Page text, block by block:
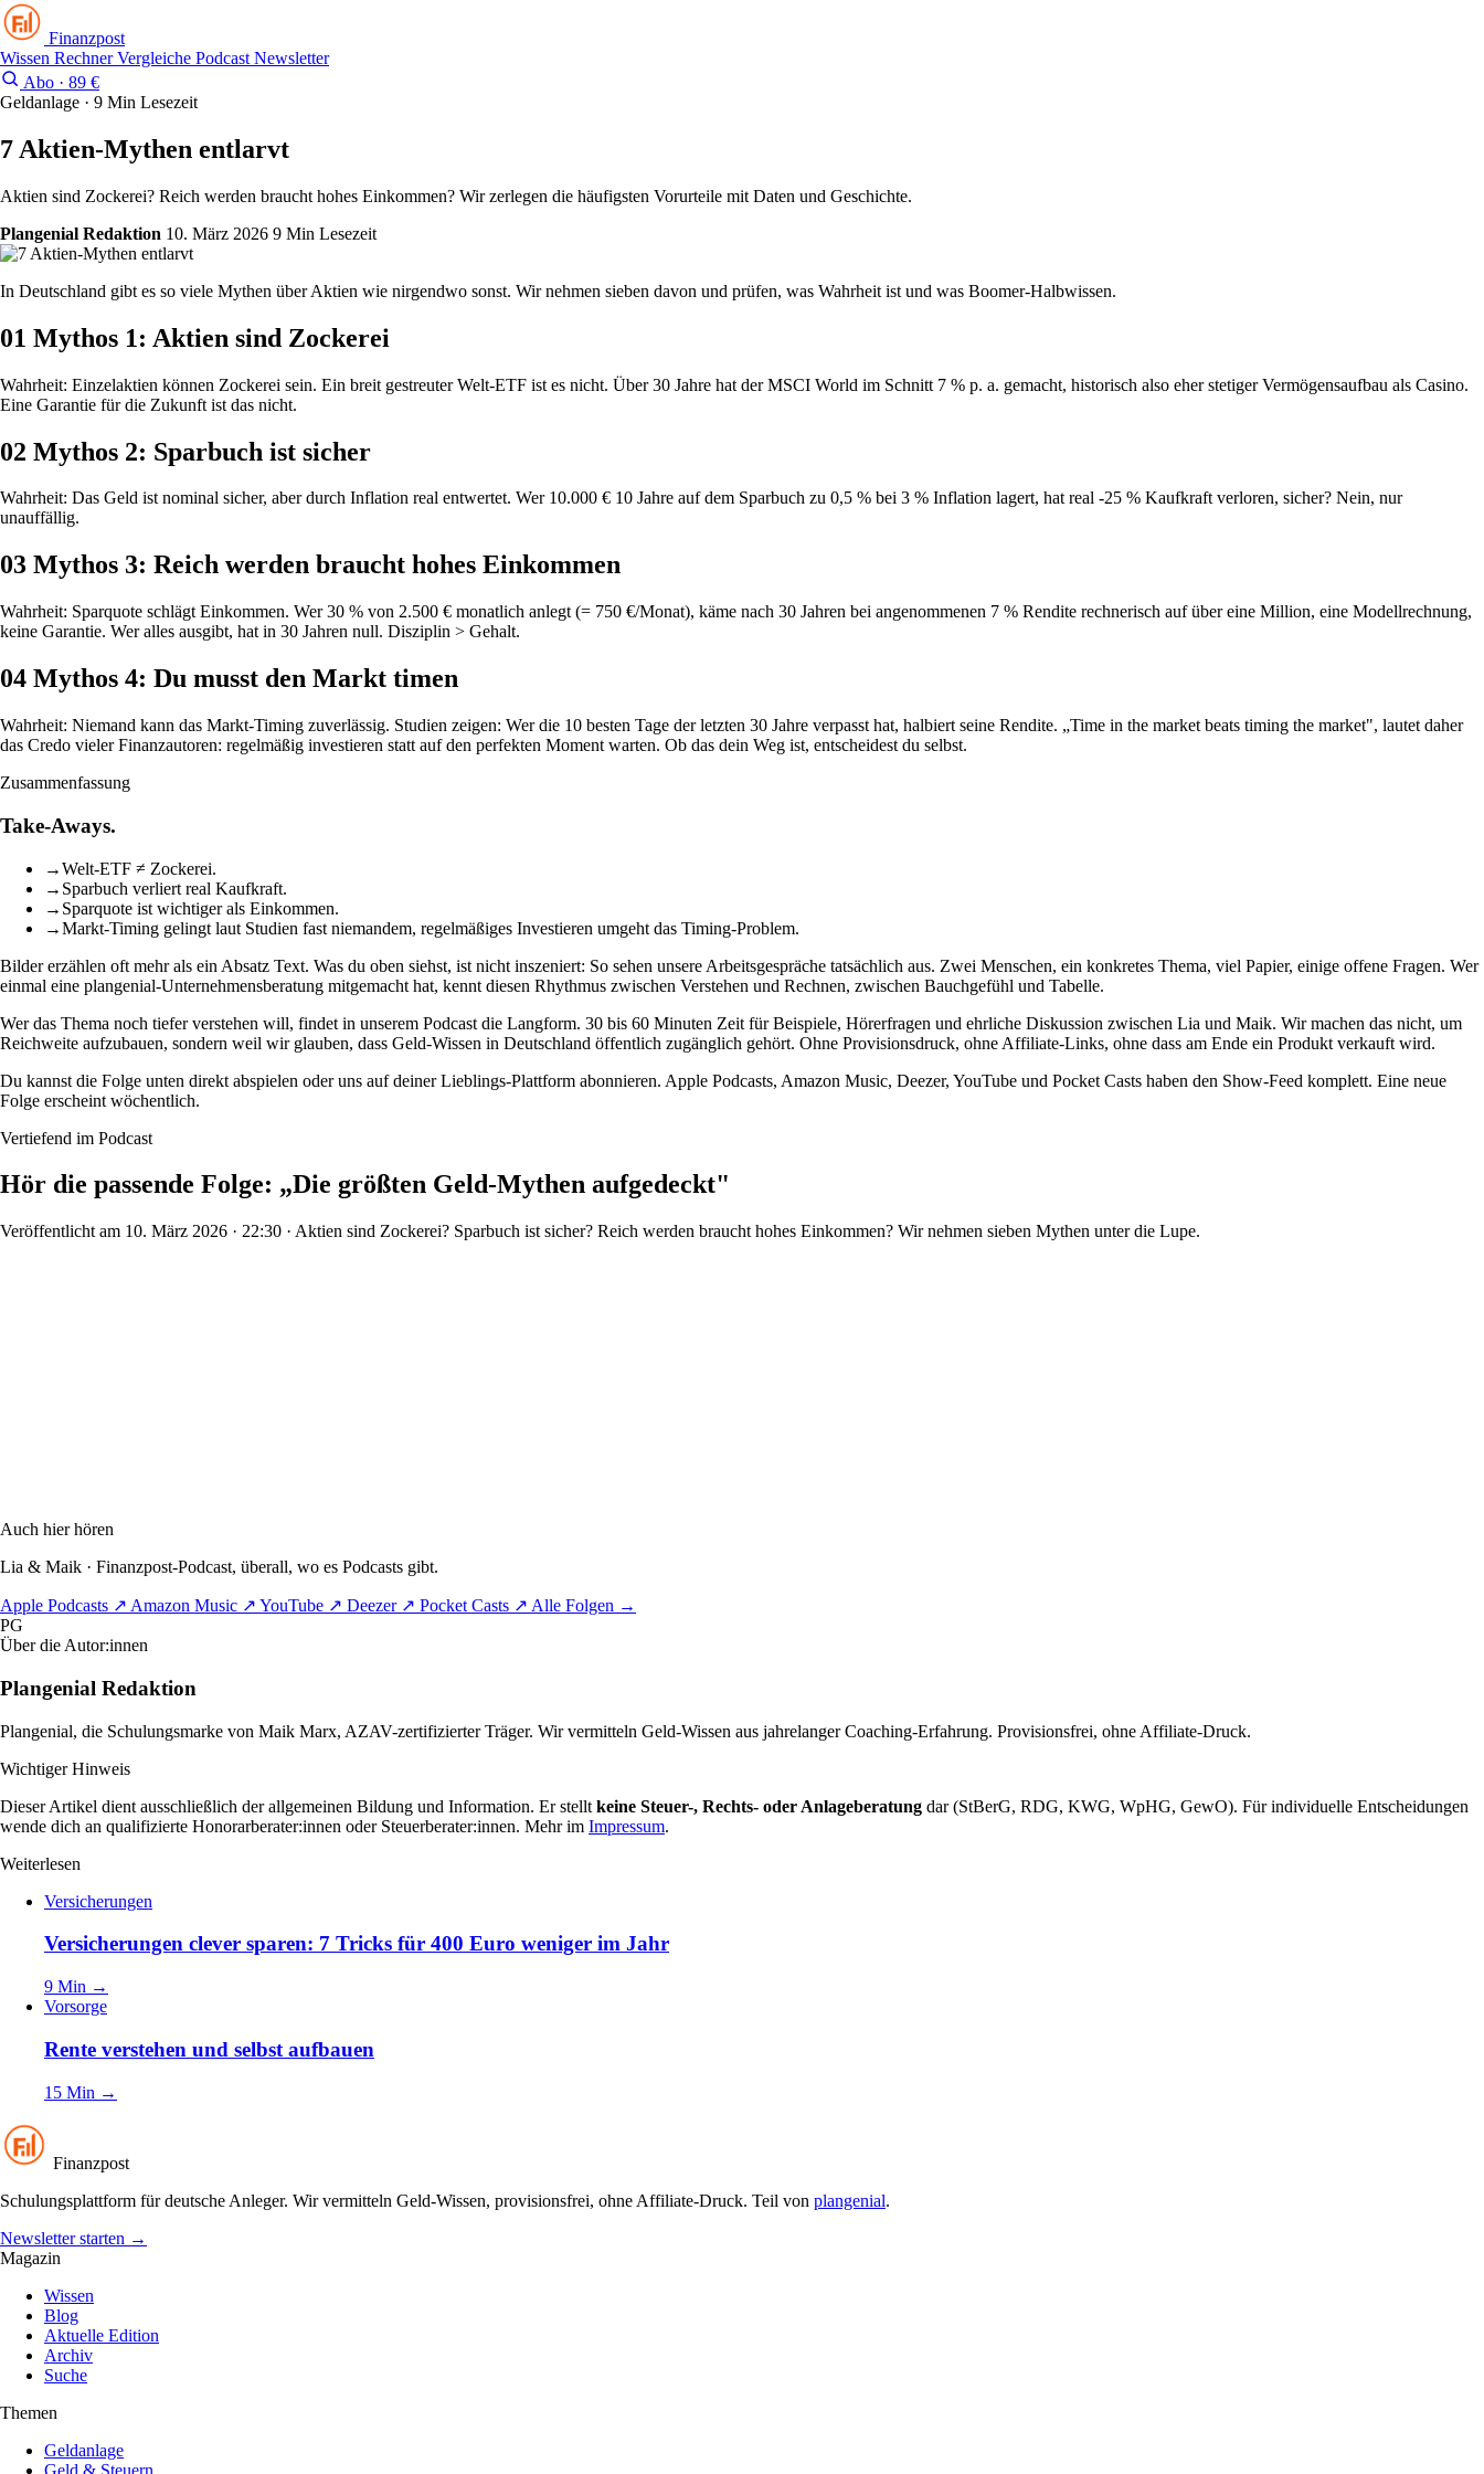
Finanzpost
Wissen RechnerVergleiche Podcast Newsletter
Abo · 89 €
Geldanlage · 9 Min Lesezeit
7 Aktien-Mythen entlarvt
Aktien sind Zockerei? Reich werden braucht hohes Einkommen? Wir zerlegen die häufigsten Vorurteile mit Daten und Geschichte.
Plangenial Redaktion 10. März 2026 9 Min Lesezeit
In Deutschland gibt es so viele Mythen über Aktien wie nirgendwo sonst. Wir nehmen sieben davon und prüfen, was Wahrheit ist und was Boomer-Halbwissen.
01 Mythos 1: Aktien sind Zockerei
Wahrheit: Einzelaktien können Zockerei sein. Ein breit gestreuter Welt-ETF ist es nicht. Über 30 Jahre hat der MSCI World im Schnitt 7 % p. a. gemacht, historisch also eher stetiger Vermögensaufbau als Casino.
Eine Garantie für die Zukunft ist das nicht.
02 Mythos 2: Sparbuch ist sicher
Wahrheit: Das Geld ist nominal sicher, aber durch Inflation real entwertet. Wer 10.000 € 10 Jahre auf dem Sparbuch zu 0,5 % bei 3 % Inflation lagert, hat real -25 % Kaufkraft verloren, sicher? Nein, nur
unauffällig.
03 Mythos 3: Reich werden braucht hohes Einkommen
Wahrheit: Sparquote schlägt Einkommen. Wer 30 % von 2.500 € monatlich anlegt (= 750 €/Monat), käme nach 30 Jahren bei angenommenen 7 % Rendite rechnerisch auf über eine Million, eine Modellrechnung,
keine Garantie. Wer alles ausgibt, hat in 30 Jahren null. Disziplin > Gehalt.
04 Mythos 4: Du musst den Markt timen
Wahrheit: Niemand kann das Markt-Timing zuverlässig. Studien zeigen: Wer die 10 besten Tage der letzten 30 Jahre verpasst hat, halbiert seine Rendite. „Time in the market beats timing the market", lautet daher
das Credo vieler Finanzautoren: regelmäßig investieren statt auf den perfekten Moment warten. Ob das dein Weg ist, entscheidest du selbst.
Zusammenfassung
Take-Aways.
→Welt-ETF ≠ Zockerei.
→ Sparbuch verliert real Kaufkraft.
→ Sparquote ist wichtiger als Einkommen.
→Markt-Timing gelingt laut Studien fast niemandem, regelmäßiges Investieren umgeht das Timing-Problem.
Bilder erzählen oft mehr als ein Absatz Text. Was du oben siehst, ist nicht inszeniert: So sehen unsere Arbeitsgespräche tatsächlich aus. Zwei Menschen, ein konkretes Thema, viel Papier, einige offene Fragen. Wer
einmal eine plangenial-Unternehmensberatung mitgemacht hat, kennt diesen Rhythmus zwischen Verstehen und Rechnen, zwischen Bauchgefühl und Tabelle.
Wer das Thema noch tiefer verstehen will, findet in unserem Podcast die Langform. 30 bis 60 Minuten Zeit für Beispiele, Hörerfragen und ehrliche Diskussion zwischen Lia und Maik. Wir machen das nicht, um
Reichweite aufzubauen, sondern weil wir glauben, dass Geld-Wissen in Deutschland öffentlich zugänglich gehört. Ohne Provisionsdruck, ohne Affiliate-Links, ohne dass am Ende ein Produkt verkauft wird.
Du kannst die Folge unten direkt abspielen oder uns auf deiner Lieblings-Plattform abonnieren. Apple Podcasts, Amazon Music, Deezer, YouTube und Pocket Casts haben den Show-Feed komplett. Eine neue
Folge erscheint wöchentlich.
Vertiefend im Podcast
Hör die passende Folge: „Die größten Geld-Mythen aufgedeckt"
Veröffentlicht am 10. März 2026 · 22:30 · Aktien sind Zockerei? Sparbuch ist sicher? Reich werden braucht hohes Einkommen? Wir nehmen sieben Mythen unter die Lupe.
Auch hier hören
Lia & Maik · Finanzpost-Podcast, überall, wo es Podcasts gibt.
Apple Podcasts ↗ Amazon Music ↗ YouTube ↗ Deezer ↗ Pocket Casts ↗ Alle Folgen →
PG
Über die Autor:innen
Plangenial Redaktion
Plangenial, die Schulungsmarke von Maik Marx, AZAV-zertifizierter Träger. Wir vermitteln Geld-Wissen aus jahrelanger Coaching-Erfahrung. Provisionsfrei, ohne Affiliate-Druck.
Wichtiger Hinweis
Dieser Artikel dient ausschließlich der allgemeinen Bildung und Information. Er stellt keine Steuer-, Rechts- oder Anlageberatung dar (StBerG, RDG, KWG, WpHG, GewO). Für individuelle Entscheidungen
wende dich an qualifizierte Honorarberater:innen oder Steuerberater:innen. Mehr im Impressum.
Weiterlesen
Versicherungen
Versicherungen clever sparen: 7 Tricks für 400 Euro weniger im Jahr
9 Min →
Vorsorge
Rente verstehen und selbst aufbauen
15 Min →
Finanzpost
Schulungsplattform für deutsche Anleger. Wir vermitteln Geld-Wissen, provisionsfrei, ohne Affiliate-Druck. Teil von plangenial.
Newsletter starten →
Magazin
Wissen
Blog
Aktuelle Edition
Archiv
Suche
Themen
Geldanlage
Geld & Steuern